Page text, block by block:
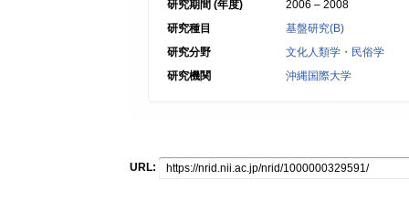
研究期間 (年度)
2006 – 2008
研究種目
基盤研究(B)
研究分野
文化人類学・民俗学
研究機関
沖縄国際大学
URL: